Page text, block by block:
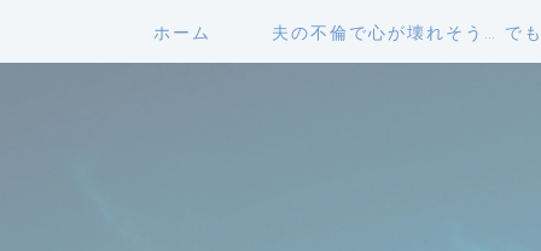
ホーム 夫の不倫で心が壊れそう… で